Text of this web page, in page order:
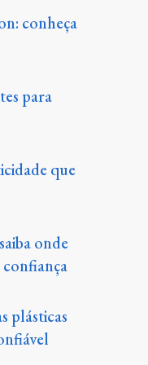
conheça
para
que
onde
plásticas